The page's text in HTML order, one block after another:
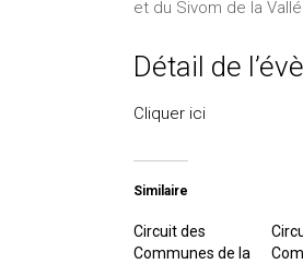
et du Sivom de la
Détail de
Cliquer ici
Similaire
Circuit des
Communes de la